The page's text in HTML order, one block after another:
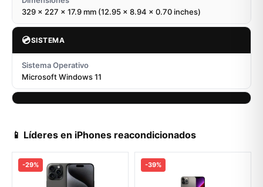
329 x 227 x 17.9 mm (12.95 x 8.94 x 0.70 inches)
💿SISTEMA
Sistema Operativo
Microsoft Windows 11
📱 Líderes en iPhones reacondicionados
-29% -39%